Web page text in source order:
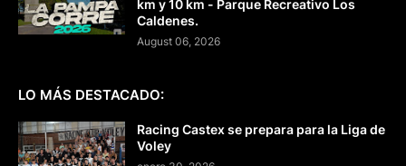
km y 10 km - Parque Recreativo Los
Caldenes.
August 06, 2026
LO MÁS DESTACADO:
Racing Castex se prepara para la Liga de
Voley